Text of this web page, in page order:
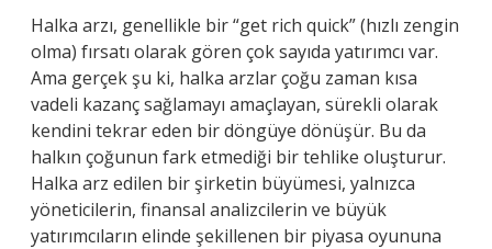
Halka arzı, genellikle bir “get rich quick” (hızlı zengin
olma) fırsatı olarak gören çok sayıda yatırımcı var.
Ama gerçek şu ki, halka arzlar çoğu zaman kısa
vadeli kazanç sağlamayı amaçlayan, sürekli olarak
kendini tekrar eden bir döngüye dönüşür. Bu da
halkın çoğunun fark etmediği bir tehlike oluşturur.
Halka arz edilen bir şirketin büyümesi, yalnızca
yöneticilerin, finansal analizcilerin ve büyük
yatırımcıların elinde şekillenen bir piyasa oyununa